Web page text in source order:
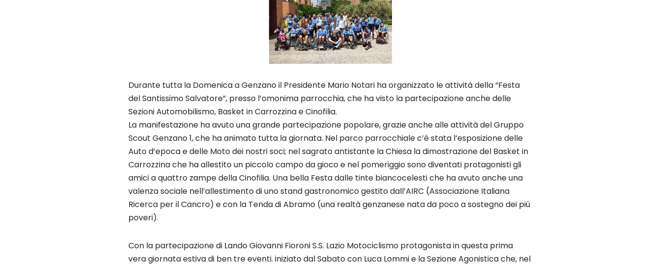
Durante tutta la Domenica a Genzano il Presidente Mario Notari ha organizzato le attività della “Festa
del Santissimo Salvatore”, presso l’omonima parrocchia, che ha visto la partecipazione anche delle
Sezioni Automobilismo, Basket in Carrozzina e Cinofilia.
La manifestazione ha avuto una grande partecipazione popolare, grazie anche alle attività del Gruppo
Scout Genzano 1, che ha animato tutta la giornata. Nel parco parrocchiale c’è stata l’esposizione delle
Auto d’epoca e delle Moto dei nostri soci; nel sagrato antistante la Chiesa la dimostrazione del Basket in
Carrozzina che ha allestito un piccolo campo da gioco e nel pomeriggio sono diventati protagonisti gli
amici a quattro zampe della Cinofilia. Una bella Festa dalle tinte biancocelesti che ha avuto anche una
valenza sociale nell’allestimento di uno stand gastronomico gestito dall’AIRC (Associazione Italiana
Ricerca per il Cancro) e con la Tenda di Abramo (una realtà genzanese nata da poco a sostegno dei più
poveri).
Con la partecipazione di Lando Giovanni Fioroni S.S. Lazio Motociclismo protagonista in questa prima
vera giornata estiva di ben tre eventi. iniziato dal Sabato con Luca Lommi e la Sezione Agonistica che, nel